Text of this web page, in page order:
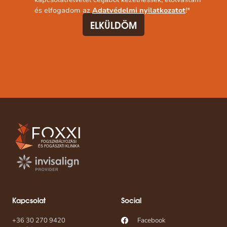
és elfogadom az Adatvédelmi nyilatkozatot!*
Kapcsolat
+36 30 270 9420
Social
Facebook